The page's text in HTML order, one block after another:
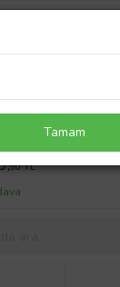
Temiz İçerikli Likit
Dostu Formül
TL
90 TL
Tamam